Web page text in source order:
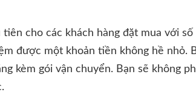
cho các khách hàng đặt mua với
được một khoản tiền không hề nhỏ.
kèm gói vận chuyển. Bạn sẽ không